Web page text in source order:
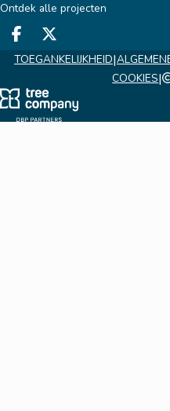
Ontdek alle projecten
Deel op facebook
Deel op X
TOEGANKELIJKHEID|
COOKIES|